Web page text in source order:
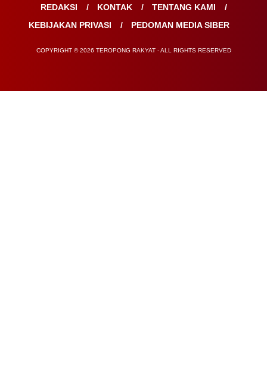
REDAKSI KONTAK
TENTANG KAMI
KEBIJAKAN PRIVASI
PEDOMAN MEDIA SIBER
COPYRIGHT © 2026 TEROPONG RAKYAT - ALL RIGHTS RESERVED